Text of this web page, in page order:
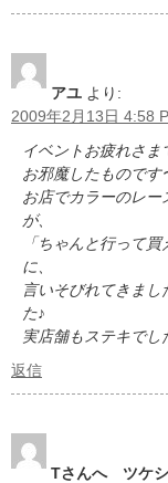
アユ より:
2009年2月13日 4:58
イベントお疲れさ
お邪魔したものです
お店でカラーのレ
が、
「ちゃんと行って
に、
言いそびれてきま
た♪
実店舗もステキでし
返信
Tさんへ ツケシ